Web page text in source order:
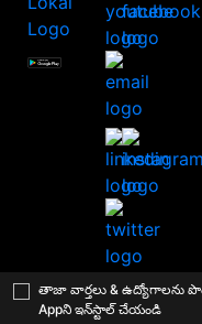
తాజా వార్తలు & ఉద్యోగాలను
Appని ఇన్‌స్టాల్ చేయండిThis material may not be